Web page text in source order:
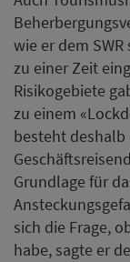
wie er dem
zu einer Zeit
Risikogebiete
zu einem
besteht
Grundlage für
sich die Frage,
habe, sagte er